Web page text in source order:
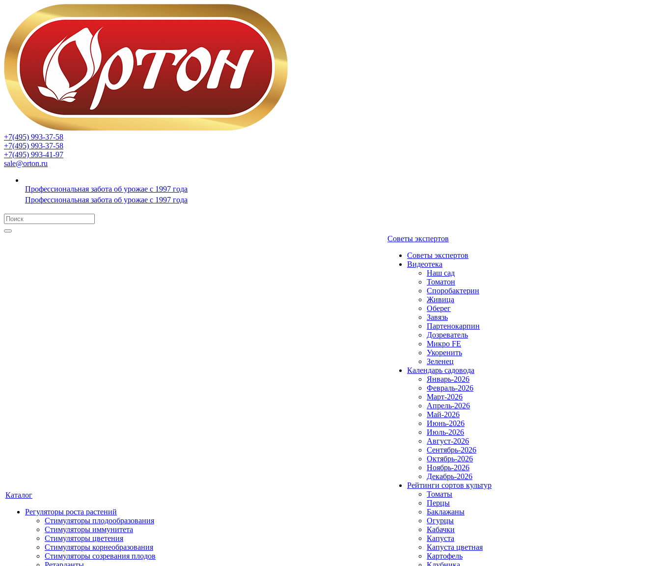
+7(495) 993-37-58
+7(495) 993-37-58
+7(495) 993-41-97
sale@orton.ru
Профессиональная забота об урожае с 1997 года
Профессиональная забота об урожае с 1997 года
Каталог
Регуляторы роста растений
Стимуляторы плодообразования
Стимуляторы иммунитета
Стимуляторы цветения
Стимуляторы корнеобразования
Стимуляторы созревания плодов
Советы экспертов
Советы экспертов
Видеотека
Наш сад
Томатон
Споробактерин
Живица
Оберег
Завязь
Партенокарпин
Дозреватель
Микро FE
Укоренить
Зеленец
Календарь садовода
Январь-2026
Февраль-2026
Март-2026
Апрель-2026
Май-2026
Июнь-2026
Июль-2026
Август-2026
Сентябрь-2026
Октябрь-2026
Ноябрь-2026
Декабрь-2026
Рейтинги сортов культур
Томаты
Перцы
Баклажаны
Огурцы
Кабачки
Капуста
Капуста цветная
Картофель